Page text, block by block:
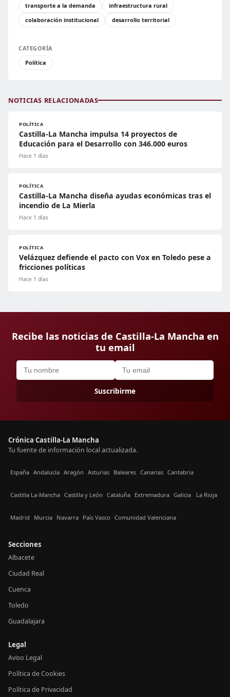
transporte a la demanda
infraestructura rural
colaboración institucional
desarrollo territorial
CATEGORÍA
Política
NOTICIAS RELACIONADAS
POLÍTICA
Castilla-La Mancha impulsa 14 proyectos de
Educación para el Desarrollo con 346.000 euros
Hace 1 días
POLÍTICA
Castilla-La Mancha diseña ayudas económicas tras el
incendio de La Mierla
Hace 1 días
POLÍTICA
Velázquez defiende el pacto con Vox en Toledo pese a
fricciones políticas
Hace 1 días
Recibe las noticias de Castilla-La Mancha en
tu email
Suscribirme
Crónica Castilla-La Mancha
Tu fuente de información local actualizada.
España Andalucía Aragón Asturias Baleares Canarias Cantabria
Castilla La-Mancha Castilla y León Cataluña Extremadura Galicia La Rioja
Madrid Murcia Navarra País Vasco Comunidad Valenciana
Secciones
Albacete
Ciudad Real
Cuenca
Toledo
Guadalajara
Legal
Aviso Legal
Política de Cookies
Política de Privacidad